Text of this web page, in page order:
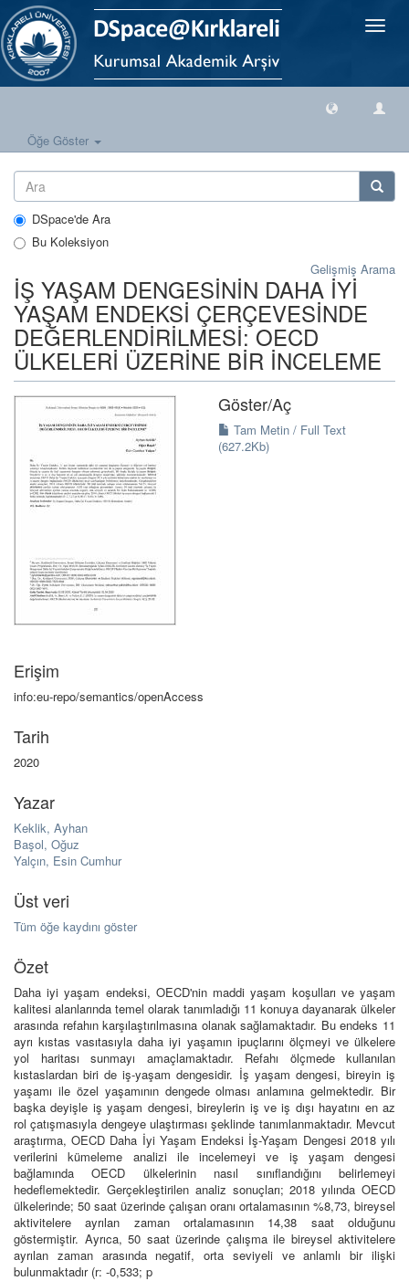
Geçiş
Öğe Göster
DSpace'de Ara
Bu Koleksiyon
Gelişmiş Arama
İŞ YAŞAM DENGESİNİN DAHA İYİ
YAŞAM ENDEKSİ ÇERÇEVESİNDE
DEĞERLENDİRİLMESİ: OECD
ÜLKELERİ ÜZERİNE BİR İNCELEME
Göster/Aç
Tam Metin / Full Text
(627.2Kb)
Erişim
info:eu-repo/semantics/openAccess
Tarih
2020
Yazar
Keklik, Ayhan
Başol, Oğuz
Yalçın, Esin Cumhur
Üst veri
Tüm öğe kaydını göster
Özet
Daha iyi yaşam endeksi, OECD'nin maddi yaşam koşulları ve yaşam
kalitesi alanlarında temel olarak tanımladığı 11 konuya dayanarak ülkeler
arasında refahın karşılaştırılmasına olanak sağlamaktadır. Bu endeks 11
ayrı kıstas vasıtasıyla daha iyi yaşamın ipuçlarını ölçmeyi ve ülkelere
yol haritası sunmayı amaçlamaktadır. Refahı ölçmede kullanılan
kıstaslardan biri de iş-yaşam dengesidir. İş yaşam dengesi, bireyin iş
yaşamı ile özel yaşamının dengede olması anlamına gelmektedir. Bir
başka deyişle iş yaşam dengesi, bireylerin iş ve iş dışı hayatını en az
rol çatışmasıyla dengeye ulaştırması şeklinde tanımlanmaktadır. Mevcut
araştırma, OECD Daha İyi Yaşam Endeksi İş-Yaşam Dengesi 2018 yılı
verilerini kümeleme analizi ile incelemeyi ve iş yaşam dengesi
bağlamında OECD ülkelerinin nasıl sınıflandığını belirlemeyi
hedeflemektedir. Gerçekleştirilen analiz sonuçları; 2018 yılında OECD
ülkelerinde; 50 saat üzerinde çalışan oranı ortalamasının %8,73, bireysel
aktivitelere ayrılan zaman ortalamasının 14,38 saat olduğunu
göstermiştir. Ayrıca, 50 saat üzerinde çalışma ile bireysel aktivitelere
ayrılan zaman arasında negatif, orta seviyeli ve anlamlı bir ilişki
bulunmaktadır (r: -0,533; p